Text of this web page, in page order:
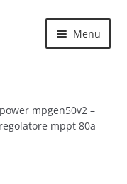
Menu
mpgen50v2 –
mppt 80a